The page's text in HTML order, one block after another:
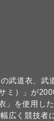
武道衣、武
ミ）」が
」を使用し
広く競技者